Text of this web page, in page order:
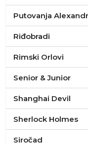
Putovanja
Riđobradi
Rimski Orlovi
Senior & Junior
Shanghai Devil
Sherlock Holmes
Siročad